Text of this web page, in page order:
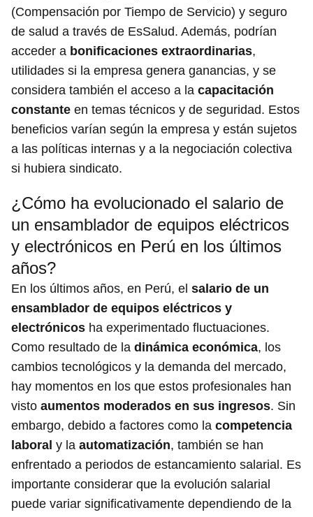
(Compensación por Tiempo de Servicio) y seguro
de salud a través de EsSalud. Además, podrían
acceder a bonificaciones extraordinarias,
utilidades si la empresa genera ganancias, y se
considera también el acceso a la capacitación
constante en temas técnicos y de seguridad. Estos
beneficios varían según la empresa y están sujetos
a las políticas internas y a la negociación colectiva
si hubiera sindicato.
¿Cómo ha evolucionado el salario de
un ensamblador de equipos eléctricos
y electrónicos en Perú en los últimos
años?
En los últimos años, en Perú, el salario de un
ensamblador de equipos eléctricos y
electrónicos ha experimentado fluctuaciones.
Como resultado de la dinámica económica, los
cambios tecnológicos y la demanda del mercado,
hay momentos en los que estos profesionales han
visto aumentos moderados en sus ingresos. Sin
embargo, debido a factores como la competencia
laboral y la automatización, también se han
enfrentado a periodos de estancamiento salarial. Es
importante considerar que la evolución salarial
puede variar significativamente dependiendo de la